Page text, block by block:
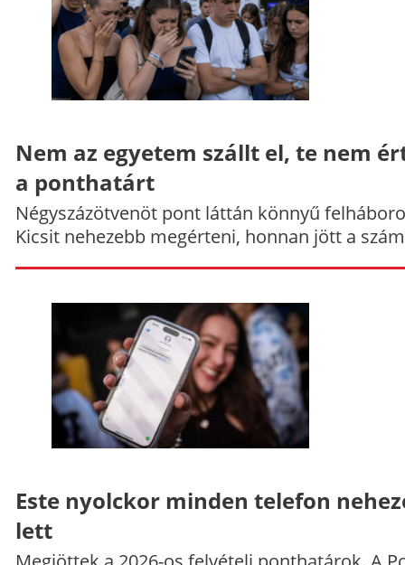
Nem az egyetem szállt el, te nem
a ponthatárt
Négyszázötvenöt pont láttán könnyű
Kicsit nehezebb megérteni, honnan jött a
Este nyolckor minden telefon
lett